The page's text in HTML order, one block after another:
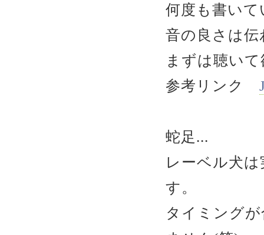
何度も書い
音の良さは
まずは聴い
参考リンク
蛇足...
レーベル犬
す。
タイミング